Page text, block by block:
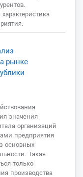
рынке
значения
организаций
предприятия
основных
Такая
только
производства